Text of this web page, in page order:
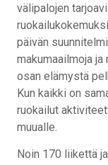
välipalojen
päivän
makumaailmoja
osan elämystä
Kun kaikki on
ruokailut
muualle.
Noin 170 liikettä